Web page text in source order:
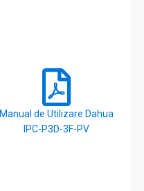
Manual de Utilizare Dahua
IPC-P3D-3F-PV